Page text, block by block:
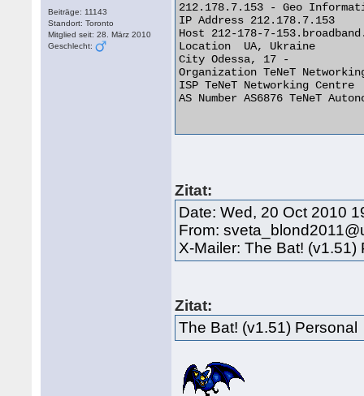
Beiträge: 11143
Standort: Toronto
Mitglied seit: 28. März 2010
Geschlecht:
212.178.7.153 - Geo
IP Address 212.178.7.153
Host 212-178-7-
Location  UA, Ukraine
City Odessa, 17 -
Organization TeNeT
ISP TeNeT Networking Centre
AS Number AS6876 TeNeT
Zitat:
Date: Wed, 20 Oct 2010
From:
X-Mailer: The Bat! (v1.51)
Zitat:
The Bat! (v1.51) Personal